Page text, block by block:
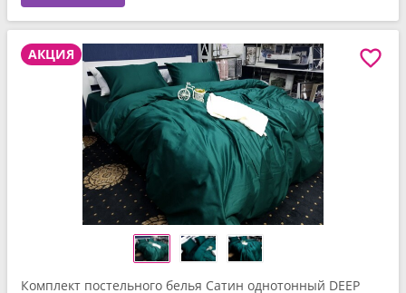
АКЦИЯ
Комплект постельного белья Сатин однотонный DEEP